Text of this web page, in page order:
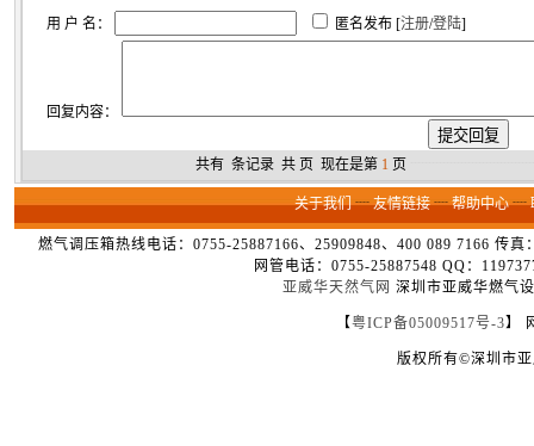
用 户 名：
匿名发布 [注册/登陆]
回复内容：
共有 条记录 共 页 现在是第 1 页
关于我们┈友情链接┈帮助中心┈
燃气调压箱热线电话：0755-25887166、25909848、400 089 7166 传
网管电话：0755-25887548 QQ：
亚威华天然气网 深圳市亚威华燃气
【粤ICP备05009517号-3】
版权所有©深圳市